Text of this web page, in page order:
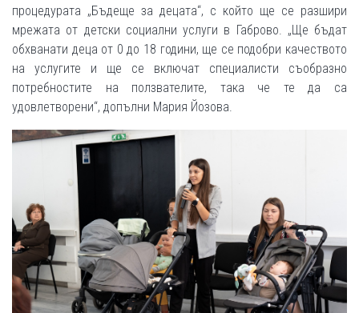
процедурата „Бъдеще за децата“, с който ще се разшири
мрежата от детски социални услуги в Габрово. „Ще бъдат
обхванати деца от 0 до 18 години, ще се подобри качеството
на услугите и ще се включат специалисти съобразно
потребностите на ползвателите, така че те да са
удовлетворени“, допълни Мария Йозова.